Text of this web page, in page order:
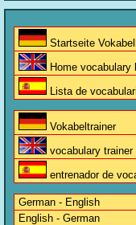
Startseite
Home vocabulary
Lista de
Vokabeltrainer
vocabulary trainer
entrenador de
German - English
English - German